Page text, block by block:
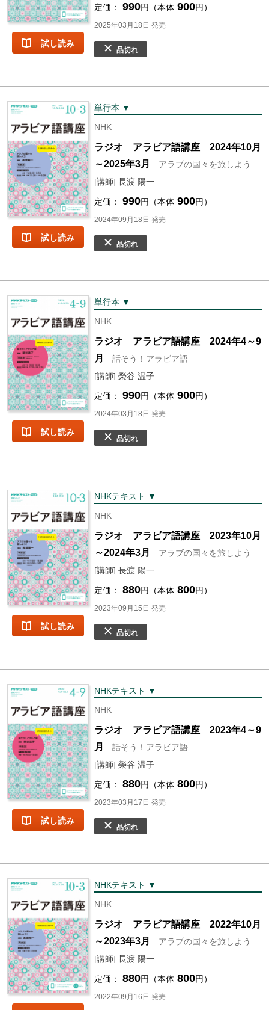
試し読み
定価： 990円（本体 900円）
2025年03月18日 発売
品切れ
試し読み
単行本 ▼
NHK
ラジオ アラビア語講座 2024年10月
～2025年3月
アラブの国々を旅しよう
[講師] 長渡 陽一
定価： 990円（本体 900円）
2024年09月18日 発売
品切れ
試し読み
単行本 ▼
NHK
ラジオ アラビア語講座 2024年4～9
月
話そう！アラビア語
[講師] 榮谷 温子
定価： 990円（本体 900円）
2024年03月18日 発売
品切れ
試し読み
NHKテキスト ▼
NHK
ラジオ アラビア語講座 2023年10月
～2024年3月
アラブの国々を旅しよう
[講師] 長渡 陽一
定価： 880円（本体 800円）
2023年09月15日 発売
品切れ
試し読み
NHKテキスト ▼
NHK
ラジオ アラビア語講座 2023年4～9
月
話そう！アラビア語
[講師] 榮谷 温子
定価： 880円（本体 800円）
2023年03月17日 発売
品切れ
NHKテキスト ▼
NHK
ラジオ アラビア語講座 2022年10月
～2023年3月
アラブの国々を旅しよう
[講師] 長渡 陽一
定価： 880円（本体 800円）
2022年09月16日 発売